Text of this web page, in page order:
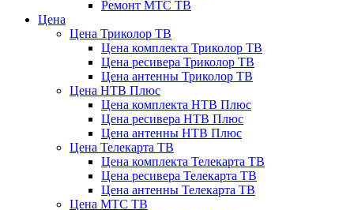
Ремонт МТС ТВ
Цена
Цена Триколор ТВ
Цена комплекта Триколор ТВ
Цена ресивера Триколор ТВ
Цена антенны Триколор ТВ
Цена НТВ Плюс
Цена комплекта НТВ Плюс
Цена ресивера НТВ Плюс
Цена антенны НТВ Плюс
Цена Телекарта ТВ
Цена комплекта Телекарта ТВ
Цена ресивера Телекарта ТВ
Цена антенны Телекарта ТВ
Цена МТС ТВ